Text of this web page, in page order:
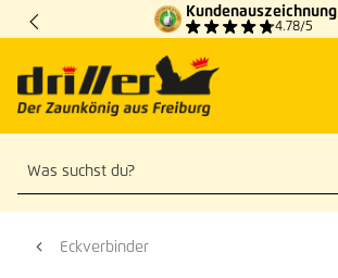
Zum Hauptinhalt springen
Kundenauszeichnung
4.78/5
Eckverbinder